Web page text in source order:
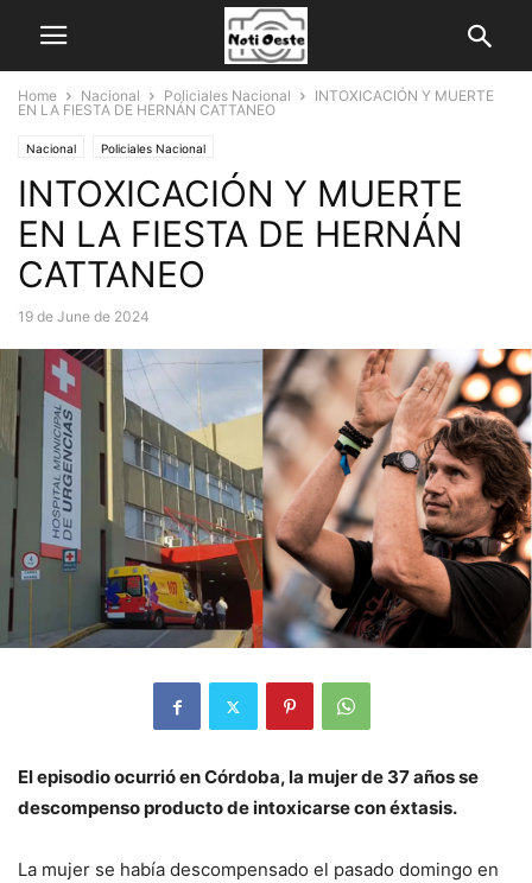
Home Nacional Policiales Nacional
INTOXICACIÓN Y MUERTE
EN LA FIESTA DE HERNÁN CATTANEO
Nacional Policiales Nacional
INTOXICACIÓN Y MUERTE
EN LA FIESTA DE HERNÁN
CATTANEO
19 de June de 2024
El episodio ocurrió en Córdoba, la mujer de 37 años se
descompenso producto de intoxicarse con éxtasis.
La mujer se había descompensado el pasado domingo en